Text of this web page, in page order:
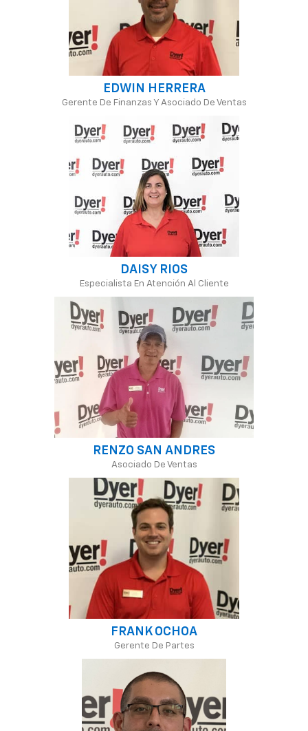
EDWIN HERRERA
Gerente De Finanzas Y Asociado De Ventas
DAISY RIOS
Especialista En Atención Al Cliente
RENZO SAN ANDRES
Asociado De Ventas
FRANK OCHOA
Gerente De Partes